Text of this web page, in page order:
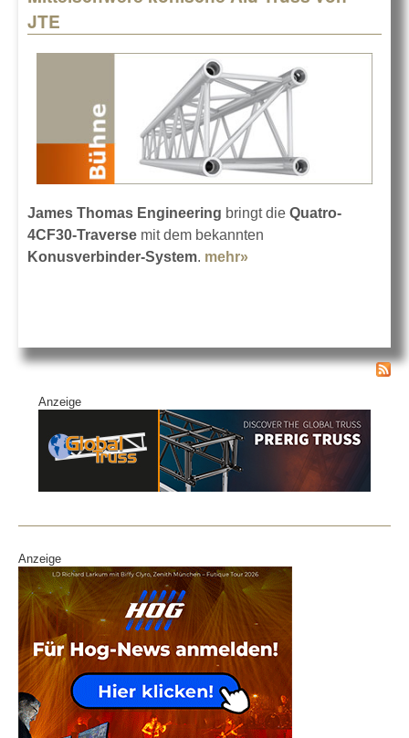
JTE
James Thomas Engineering bringt die Quatro-
4CF30-Traverse mit dem bekannten
Konusverbinder-System. mehr»
Anzeige
Anzeige